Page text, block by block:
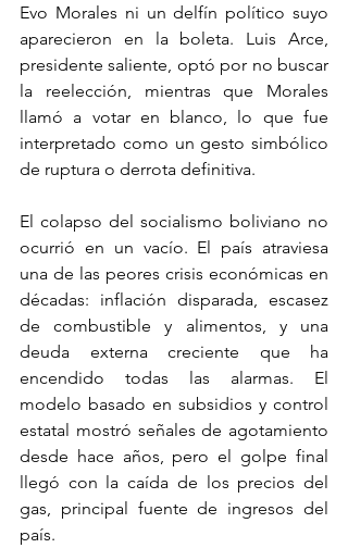
Evo Morales ni un delfín político suyo
aparecieron en la boleta. Luis Arce,
presidente saliente, optó por no buscar
la reelección, mientras que Morales
llamó a votar en blanco, lo que fue
interpretado como un gesto simbólico
de ruptura o derrota definitiva.
El colapso del socialismo boliviano no
ocurrió en un vacío. El país atraviesa
una de las peores crisis económicas en
décadas: inflación disparada, escasez
de combustible y alimentos, y una
deuda externa creciente que ha
encendido todas las alarmas. El
modelo basado en subsidios y control
estatal mostró señales de agotamiento
desde hace años, pero el golpe final
llegó con la caída de los precios del
gas, principal fuente de ingresos del
país.